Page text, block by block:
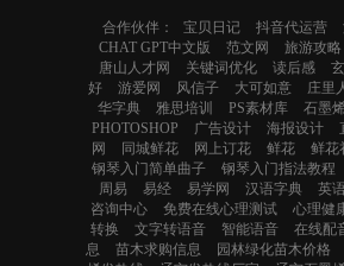
合作伙伴： 宝贝日记 抖音代运营
CHAT GPT中文版
范文网 旅游攻略
唐山人才网
关键词优化 读后感
好
游爱网 风信子 大可如意 庄里
华字典
雅思培训 PS素材库 石墨
PHOTOSHOP
广告设计 海报设计
网
同城鲜花 网上订花 鲜花 鲜花
钢琴入门简单曲子
钢琴入门指法教程
周易
易经 易学网 汉语字典 英
咨询中心
免费在线心理测试 心理健
转换
文字转语音 智能语音 在线配
息
苗木求购信息 园林绿化苗木价格